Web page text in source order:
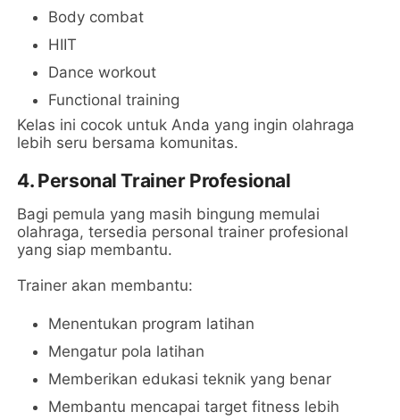
Body combat
HIIT
Dance workout
Functional training
Kelas ini cocok untuk Anda yang ingin olahraga
lebih seru bersama komunitas.
4. Personal Trainer Profesional
Bagi pemula yang masih bingung memulai
olahraga, tersedia personal trainer profesional
yang siap membantu.
Trainer akan membantu:
Menentukan program latihan
Mengatur pola latihan
Memberikan edukasi teknik yang benar
Membantu mencapai target fitness lebih